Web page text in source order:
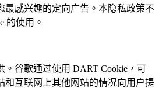
最感兴趣的定向广告。本隐私政策不
的使用。
。谷歌通过使用 DART Cookie，可
和互联网上其他网站的情况向用户提